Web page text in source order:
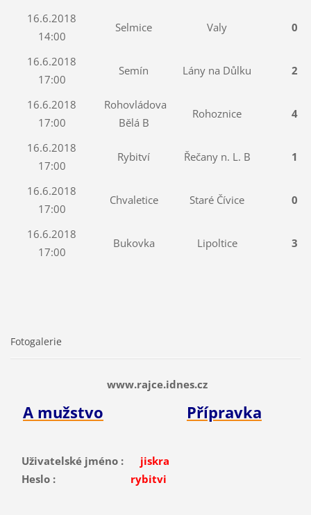
16.6.2018
14:00
Selmice Valy 0 :
16.6.2018
17:00
Semín Lány na Důlku 2 :
16.6.2018
17:00
Rohovládova
Bělá B
Rohoznice 4 :
16.6.2018
17:00
Rybitví Řečany n. L. B 1 :
16.6.2018
17:00
Chvaletice Staré Čívice 0 :
16.6.2018
17:00
Bukovka Lipoltice 3 :
Fotogalerie
www.rajce.idnes.cz
A mužstvo Přípravka
Uživatelské jméno : jiskra
Heslo : rybitvi